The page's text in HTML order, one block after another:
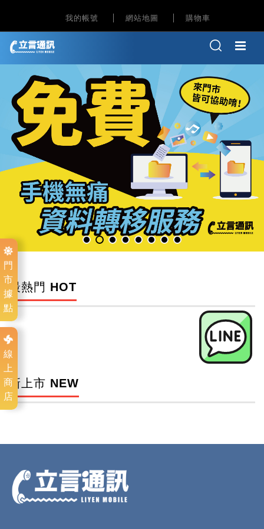
我的帳號 網站地圖 購物車
最熱門 HOT
新上市 NEW
門
市
據
點
線
上
商
店